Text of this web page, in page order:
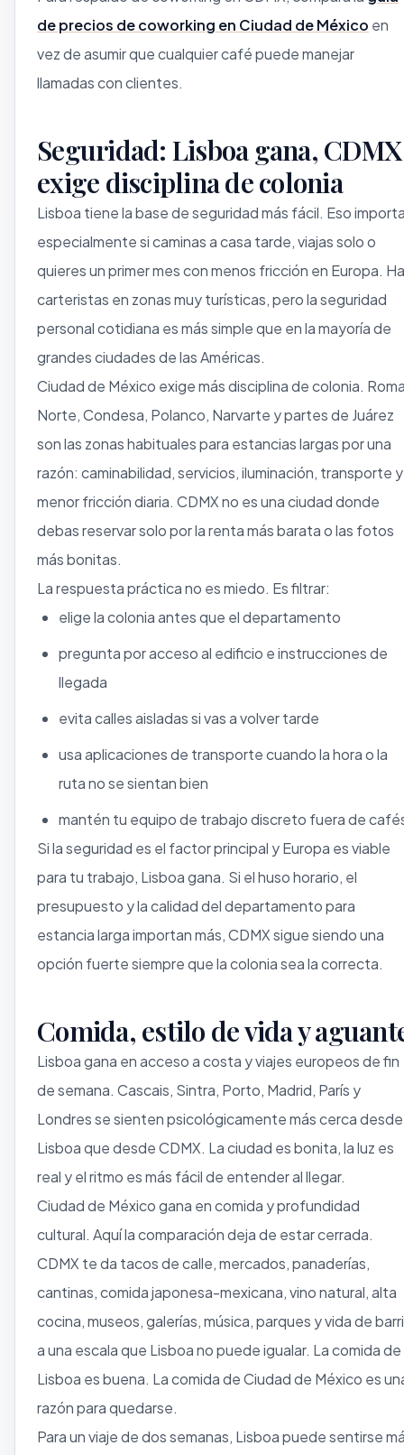
de precios de coworking en Ciudad de México en
vez de asumir que cualquier café puede manejar
llamadas con clientes.
Seguridad: Lisboa gana, CDMX
exige disciplina de colonia
Lisboa tiene la base de seguridad más fácil. Eso
especialmente si caminas a casa tarde, viajas solo o
quieres un primer mes con menos fricción en Europa.
carteristas en zonas muy turísticas, pero la seguridad
personal cotidiana es más simple que en la mayoría de
grandes ciudades de las Américas.
Ciudad de México exige más disciplina de colonia.
Norte, Condesa, Polanco, Narvarte y partes de Juárez
son las zonas habituales para estancias largas por una
razón: caminabilidad, servicios, iluminación, transporte y
menor fricción diaria. CDMX no es una ciudad donde
debas reservar solo por la renta más barata o las fotos
más bonitas.
La respuesta práctica no es miedo. Es filtrar:
elige la colonia antes que el departamento
pregunta por acceso al edificio e instrucciones de
llegada
evita calles aisladas si vas a volver tarde
usa aplicaciones de transporte cuando la hora o la
ruta no se sientan bien
mantén tu equipo de trabajo discreto fuera de
Si la seguridad es el factor principal y Europa es viable
para tu trabajo, Lisboa gana. Si el huso horario, el
presupuesto y la calidad del departamento para
estancia larga importan más, CDMX sigue siendo una
opción fuerte siempre que la colonia sea la correcta.
Comida, estilo de vida y
Lisboa gana en acceso a costa y viajes europeos de fin
de semana. Cascais, Sintra, Porto, Madrid, París y
Londres se sienten psicológicamente más cerca desde
Lisboa que desde CDMX. La ciudad es bonita, la luz es
real y el ritmo es más fácil de entender al llegar.
Ciudad de México gana en comida y profundidad
cultural. Aquí la comparación deja de estar cerrada.
CDMX te da tacos de calle, mercados, panaderías,
cantinas, comida japonesa-mexicana, vino natural, alta
cocina, museos, galerías, música, parques y vida de
a una escala que Lisboa no puede igualar. La comida de
Lisboa es buena. La comida de Ciudad de México es
razón para quedarse.
Para un viaje de dos semanas, Lisboa puede sentirse